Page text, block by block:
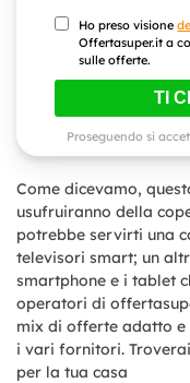
Ho preso visione
Offertasuper.it a
sulle offerte.
TI
Proseguendo si
Come dicevamo,
usufruiranno della
potrebbe servirti una
televisori smart; un
smartphone e i tablet
operatori di
mix di offerte adatto
i vari fornitori.
per la tua casa